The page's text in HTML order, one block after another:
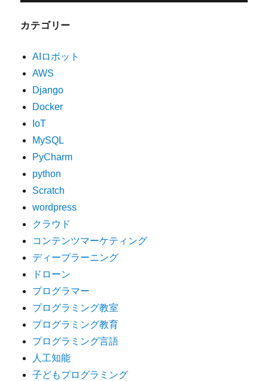
カテゴリー
AIロボット
AWS
Django
Docker
IoT
MySQL
PyCharm
python
Scratch
wordpress
クラウド
コンテンツマーケティング
ディープラーニング
ドローン
プログラマー
プログラミング教室
プログラミング教育
プログラミング言語
人工知能
子どもプログラミング